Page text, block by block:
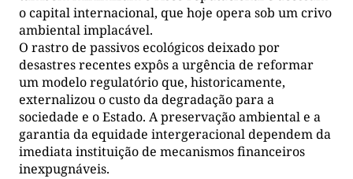
o capital internacional, que hoje opera sob um crivo
ambiental implacável.
O rastro de passivos ecológicos deixado por
desastres recentes expôs a urgência de reformar
um modelo regulatório que, historicamente,
externalizou o custo da degradação para a
sociedade e o Estado. A preservação ambiental e a
garantia da equidade intergeracional dependem da
imediata instituição de mecanismos financeiros
inexpugnáveis.